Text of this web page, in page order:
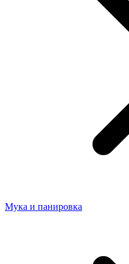
Мука и панировка